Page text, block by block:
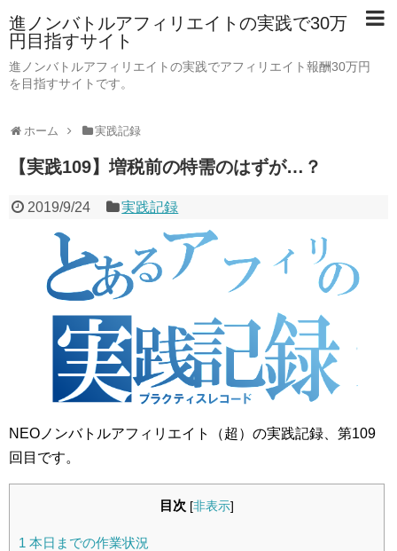
進ノンバトルアフィリエイトの実践で30万
円目指すサイト
進ノンバトルアフィリエイトの実践でアフィリエイト報酬30万円
を目指すサイトです。
ホーム 実践記録
【実践109】増税前の特需のはずが…？
2019/9/24 実践記録
NEOノンバトルアフィリエイト（超）の実践記録、第109
回目です。
目次 [非表示]
1 本日までの作業状況